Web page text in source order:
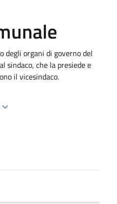
degli organi di governo del
sindaco, che la presiede e
il vicesindaco.